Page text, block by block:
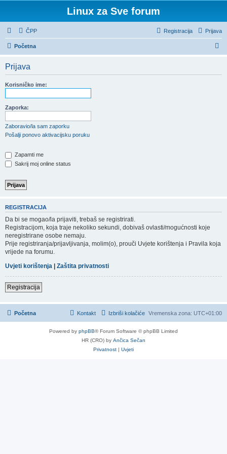
Linux za Sve forum
ČPP Prijava
Registracija
Početna
Prijava
Korisničko ime:
Zaporka:
Zaboravio/la sam zaporku
Pošalji ponovo aktivacijsku poruku
Zapamti me
Sakrij moj online status
REGISTRACIJA
Da bi se mogao/la prijaviti, trebaš se registrirati.
Registracijom, koja traje nekoliko sekundi, dobivaš ovlasti/mogućnosti koje
neregistrirane osobe nemaju.
Prije registriranja/prijavljivanja, molim(o), prouči Uvjete korištenja i Pravila koja
vrijede na forumu.
Uvjeti korištenja | Zaštita privatnosti
Registracija
Početna Vremenska zona: UTC+01:00
Izbriši kolačiće
Kontakt
Powered by phpBB® Forum Software © phpBB Limited
HR (CRO) by Ančica Sečan
Privatnost | Uvjeti